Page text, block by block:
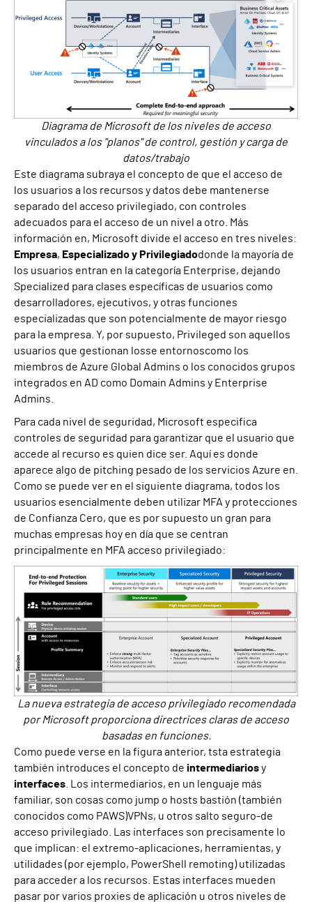
Diagrama de Microsoft de los niveles de acceso
vinculados a los "planos" de control, gestión y carga de
datos/trabajo
Este diagrama subraya el concepto de que el acceso de
los usuarios a los recursos y datos debe mantenerse
separado del acceso privilegiado, con controles
adecuados para el acceso de un nivel a otro.
Más
información en, Microsoft divide el acceso en tres niveles:
Empresa, Especializado y Privilegiadodonde la mayoría de
los usuarios entran en la categoría Enterprise, dejando
Specialized para clases específicas de usuarios como
desarrolladores, ejecutivos, y otras funciones
especializadas que son potencialmente de mayor riesgo
para la empresa. Y, por supuesto, Privileged son aquellos
usuarios que gestionan losse entornoscomo los
miembros de Azure Global Admins o los conocidos grupos
integrados en AD como Domain Admins y Enterprise
Admins.
Para cada nivel de seguridad, Microsoft especifica
controles de seguridad para garantizar que el usuario que
accede al recurso es quien dice ser. Aquí es donde
aparece algo de pitching pesado de los servicios Azure en
Como se puede ver en el siguiente diagrama, todos los
usuarios esencialmente deben utilizar MFA y protecciones
de Confianza Cero, que es por supuesto un gran para
muchas empresas hoy en día que se centran
principalmente en MFA acceso privilegiado:
La nueva estrategia de acceso privilegiado recomendada
por Microsoft proporciona directrices claras de acceso
basadas en funciones.
Como puede verse en la figura anterior, tsta estrategia
también introduces el concepto de intermediariosy
interfaces . Los intermediarios, en un lenguaje más
familiar, son cosas como jump o hosts bastión (también
conocidos como PAWS)VPNs, u otros salto seguro-de
acceso privilegiado. Las interfaces son precisamente lo
que implican: el extremo-aplicaciones, herramientas, y
utilidades (por ejemplo, PowerShell remoting) utilizadas
para acceder a los recursos. Estas interfaces mueden
pasar por varios proxies de aplicación u otros niveles de